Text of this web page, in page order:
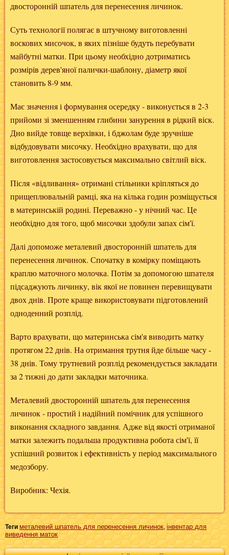
двосторонній шпатель для перенесення личинок.
Суть технології полягає в штучному виготовленні
воскових мисочок, в яких пізніше будуть перебувати
майбутні матки. При цьому необхідно дотриматись
розмірів дерев'яної палички-шаблону, діаметр якої
становить 8-9 мм.
Має значення і формування осередку - виконується в 2-3
прийоми зі зменшенням глибини занурення в рідкий віск.
Дно вийде товще верхівки, і бджолам буде зручніше
відбудовувати мисочку. Необхідно врахувати, що для
виготовлення застосовується максимально світлий віск.
Після «відливання» отримані стільники кріпляться до
прищеплювальній рамці, яка на кілька годин розміщується
в материнській родині. Переважно - у нічний час. Це
необхідно для того, щоб мисочки здобули запах сім'ї.
Далі допоможе металевий двосторонній шпатель для
перенесення личинок. Спочатку в комірку поміщають
краплю маточного молочка. Потім за допомогою шпателя
підсаджують личинку, вік якої не повинен перевищувати
двох днів. Проте краще використовувати підготовлений
одноденний розплід.
Варто врахувати, що материнська сім'я виводить матку
протягом 22 днів. На отримання трутня йде більше часу -
38 днів. Тому трутневий розплід рекомендується закладати
за 2 тижні до дати закладки маточника.
Металевий двосторонній шпатель для перенесення
личинок - простий і надійний помічник для успішного
виконання складного завдання. Адже від якості отриманої
матки залежить подальша продуктивна робота сім'ї, її
успішний розвиток і ефективність у період максимального
медозбору.
Виробник: Чехія.
Теги металевий шпатель для перенесення личинок, інвентар для
виведення маток